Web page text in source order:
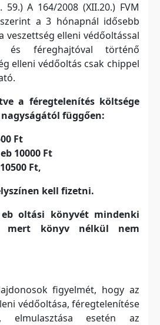
A 164/2008 (XII.20.) FVM
a 3 hónapnál idősebb
veszettség elleni védőoltással
és féreghajtóval történő
elleni védőoltás csak chippel
a féregtelenítés költsége
függően:
Ft
10000 Ft
Ft,
kell fizetni.
oltási könyvét mindenki
mert könyv nélkül nem
figyelmét, hogy az
védőoltása, féregtelenítése
elmulasztása esetén az